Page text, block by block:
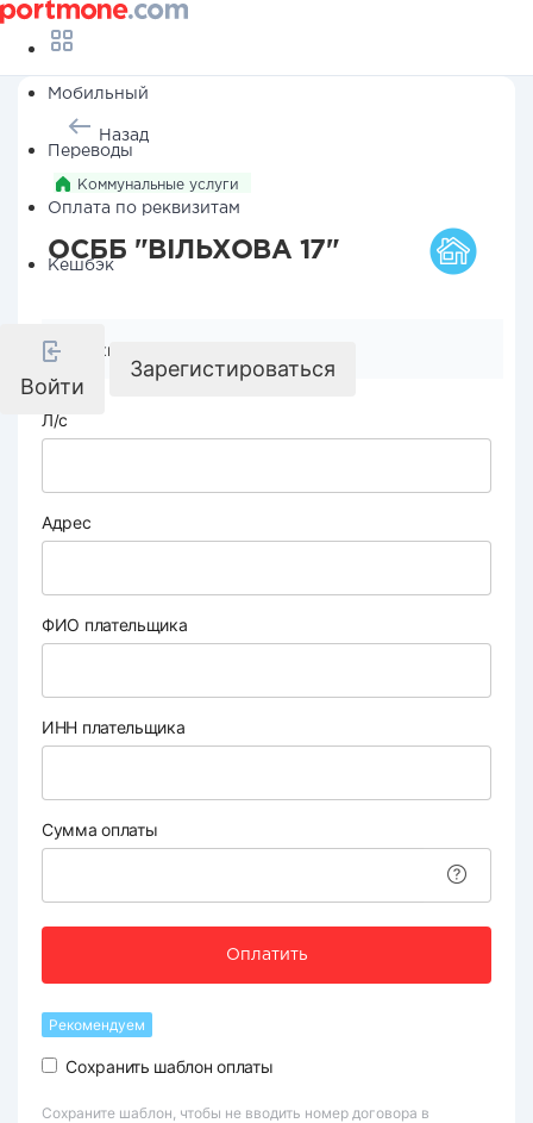
Мобильный
Переводы
Оплата по реквизитам
Кешбэк
Войти
Зарегистироваться
Назад
Коммунальные услуги
ОСББ "ВІЛЬХОВА 17"
Реквизиты компании
Л/с
Адрес
ФИО плательщика
ИНН плательщика
Сумма оплаты
Оплатить
Рекомендуем
Сохранить шаблон оплаты
Сохраните шаблон, чтобы не вводить номер договора в